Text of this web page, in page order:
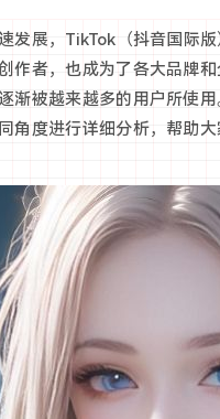
发展，TikTok（抖音国际
作者，也成为了各大品牌
渐被越来越多的用户所使
角度进行详细分析，帮助